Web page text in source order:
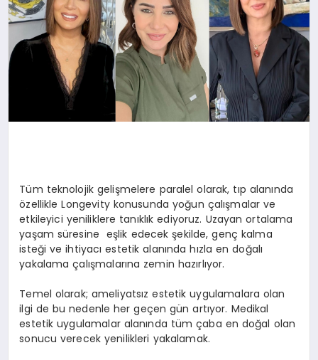
Tüm teknolojik gelişmelere paralel olarak, tıp alanında
özellikle Longevity konusunda yoğun çalışmalar ve
etkileyici yeniliklere tanıklık ediyoruz. Uzayan ortalama
yaşam süresine eşlik edecek şekilde, genç kalma
isteği ve ihtiyacı estetik alanında hızla en doğalı
yakalama çalışmalarına zemin hazırlıyor.
Temel olarak; ameliyatsız estetik uygulamalara olan
ilgi de bu nedenle her geçen gün artıyor. Medikal
estetik uygulamalar alanında tüm çaba en doğal olan
sonucu verecek yenilikleri yakalamak.